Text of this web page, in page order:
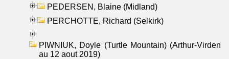
PEDERSEN, Blaine (Midland)
PERCHOTTE, Richard (Selkirk)
PIWNIUK, Doyle (Turtle Mountain) (Arthur-Virden
au 12 aout 2019)